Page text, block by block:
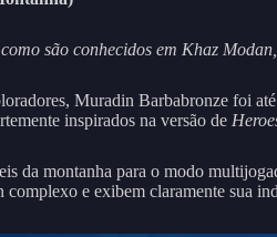
são conhecidos em Khaz
Muradin Barbabronze foi
inspirados na versão de
da montanha para o modo
complexo e exibem claramente sua